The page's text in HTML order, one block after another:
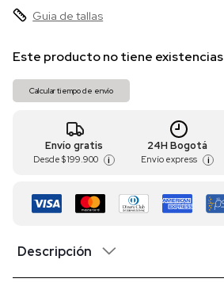
Guia de tallas
Este producto no tiene existencias
Calcular tiempo de envío
Envío gratis
Desde $ 199.900 i
24H Bogotá
Envío express i
Descripción